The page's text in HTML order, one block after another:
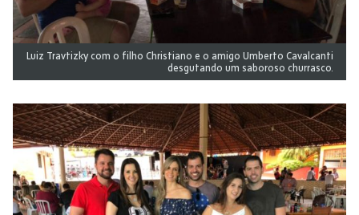
Luiz Travtizky com o filho Christiano e o amigo Umberto Cavalcanti
desgutando um saboroso churrasco.